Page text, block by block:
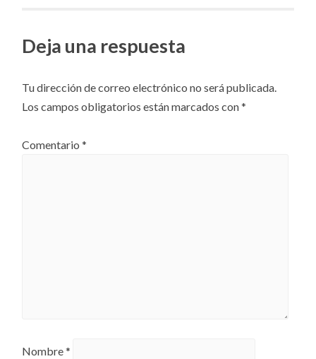
Deja una respuesta
Tu dirección de correo electrónico no será publicada.
Los campos obligatorios están marcados con*
Comentario*
Nombre*